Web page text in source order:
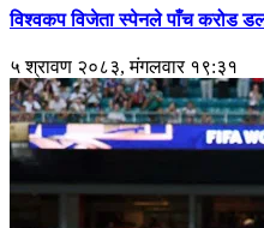
विश्वकप विजेता स्पेनले पाँच करोड
५ श्रावण २०८३, मंगलवार १९:३१